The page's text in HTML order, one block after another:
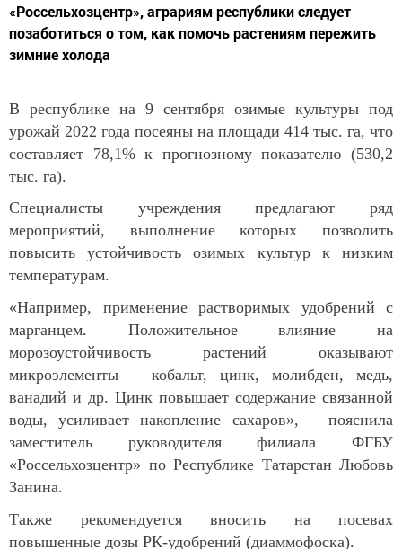
«Россельхозцентр», аграриям республики следует
позаботиться о том, как помочь растениям пережить
зимние холода
В республике на 9 сентября озимые культуры под
урожай 2022 года посеяны на площади 414 тыс. га, что
составляет 78,1% к прогнозному показателю (530,2
тыс. га).
Специалисты учреждения предлагают ряд
мероприятий, выполнение которых позволить
повысить устойчивость озимых культур к низким
температурам.
«Например, применение растворимых удобрений с
марганцем. Положительное влияние на
морозоустойчивость растений оказывают
микроэлементы – кобальт, цинк, молибден, медь,
ванадий и др. Цинк повышает содержание связанной
воды, усиливает накопление сахаров», – пояснила
заместитель руководителя филиала ФГБУ
«Россельхозцентр» по Республике Татарстан Любовь
Занина.
Также рекомендуется вносить на посевах
повышенные дозы РК-удобрений (диаммофоска).